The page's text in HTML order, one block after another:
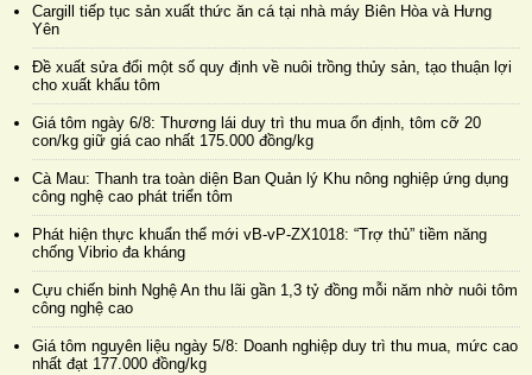
Cargill tiếp tục sản xuất thức ăn cá tại nhà máy Biên Hòa và Hưng
Yên
Đề xuất sửa đổi một số quy định về nuôi trồng thủy sản, tạo thuận lợi
cho xuất khẩu tôm
Giá tôm ngày 6/8: Thương lái duy trì thu mua ổn định, tôm cỡ 20
con/kg giữ giá cao nhất 175.000 đồng/kg
Cà Mau: Thanh tra toàn diện Ban Quản lý Khu nông nghiệp ứng dụng
công nghệ cao phát triển tôm
Phát hiện thực khuẩn thể mới vB-vP-ZX1018: “Trợ thủ” tiềm năng
chống Vibrio đa kháng
Cựu chiến binh Nghệ An thu lãi gần 1,3 tỷ đồng mỗi năm nhờ nuôi tôm
công nghệ cao
Giá tôm nguyên liệu ngày 5/8: Doanh nghiệp duy trì thu mua, mức cao
nhất đạt 177.000 đồng/kg